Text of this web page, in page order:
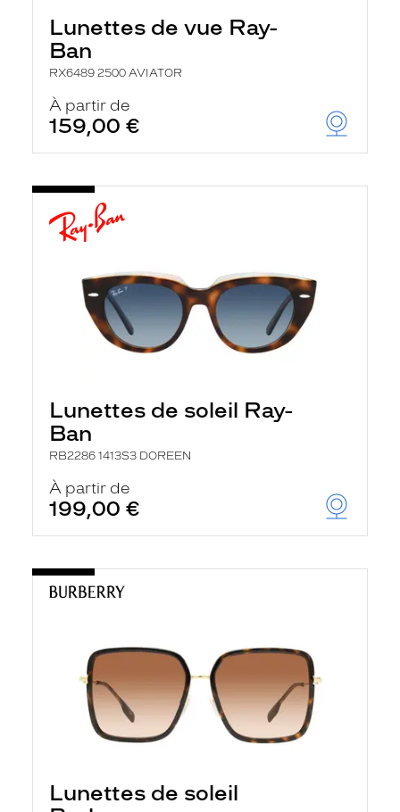
Lunettes de vue Ray-
Ban
RX6489 2500 AVIATOR
À partir de
159,00 €
Lunettes de soleil Ray-
Ban
RB2286 1413S3 DOREEN
À partir de
199,00 €
Lunettes de soleil